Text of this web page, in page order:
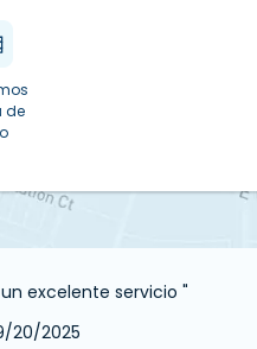
de
excelente servicio "
20/2025